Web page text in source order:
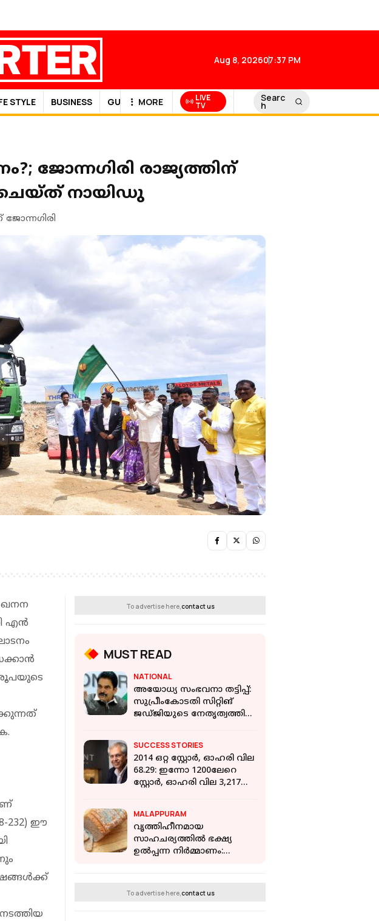
Aug 8, 202607:37 PM
STYLE BUSINESS GULF NEWS
MORE LIVE
TV
Searc
h
ജോന്നഗിരി രാജ്യത്തിന്
നായിഡു
ഖനന
എൻ
232) ഈ
To advertise here, contact us
MUST READ
NATIONAL
അയോധ്യ സംഭവനാ തട്ടിപ്പ്:
സുപ്രീംകോടതി സിറ്റിങ്
ജഡ്ജിയുടെ നേതൃത്വത്തിൽ
വേണുഗോപാൽ
SUCCESS STORIES
2014 ഒറ്റ സ്റ്റോർ, ഓഹരി വില
68.29: ഇന്നോ 1200ലേറെ
സ്റ്റോർ, ഓഹരി വില 3,217
MALAPPURAM
വൃത്തിഹീനമായ
സാഹചര്യത്തില്‍ ഭക്ഷ്യ
ഉല്‍പ്പന്ന നിര്‍മ്മാണം:
To advertise here, contact us